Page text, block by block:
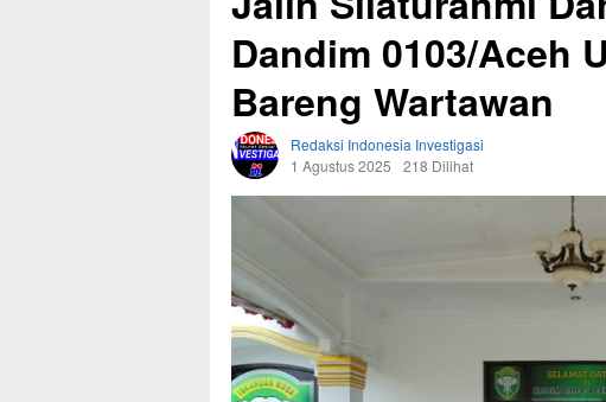
Dandim 0103/Aceh
Bareng Wartawan ‎
Redaksi Indonesia Investigasi
1 Agustus 2025
218 Dilihat